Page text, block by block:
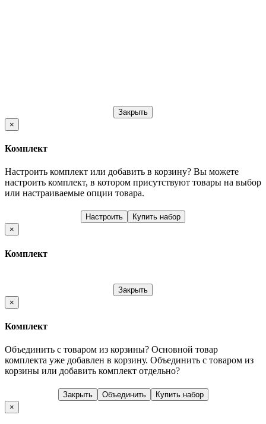
Закрыть
×
Комплект
Настроить комплект или добавить в корзину? Вы можете
настроить комплект, в котором присутствуют товары на выбор
или настраиваемые опции товара.
Настроить
Купить набор
×
Комплект
Закрыть
×
Комплект
Объединить с товаром из корзины? Основной товар
комплекта уже добавлен в корзину. Объединить с товаром из
корзины или добавить комплект отдельно?
Закрыть Объединить
Купить набор
×